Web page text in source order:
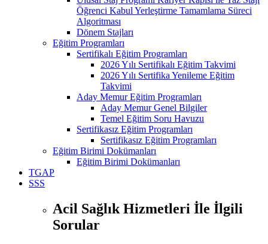
Öğrenci Kabul Yerleştirme Tamamlama Süreci
Algoritması
Dönem Stajları
Eğitim Programları
Sertifikalı Eğitim Programları
2026 Yılı Sertifikalı Eğitim Takvimi
2026 Yılı Sertifika Yenileme Eğitim
Takvimi
Aday Memur Eğitim Programları
Aday Memur Genel Bilgiler
Temel Eğitim Soru Havuzu
Sertifikasız Eğitim Programları
Sertifikasız Eğitim Programları
Eğitim Birimi Dokümanları
Eğitim Birimi Dokümanları
TGAP
SSS
Acil Sağlık Hizmetleri İle İlgili
Sorular